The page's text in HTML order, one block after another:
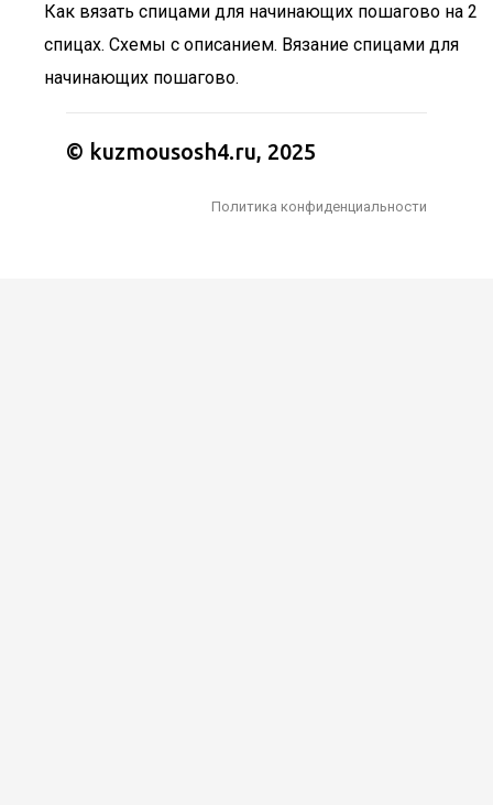
Как вязать спицами для начинающих пошагово на 2
спицах. Схемы с описанием. Вязание спицами для
начинающих пошагово.
© kuzmousosh4.ru, 2025
Политика конфиденциальности